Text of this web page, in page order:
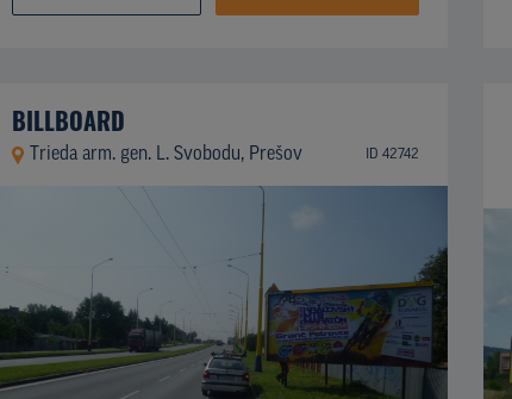
BILLBOARD
Trieda arm. gen. L. Svobodu, Prešov ID 42742